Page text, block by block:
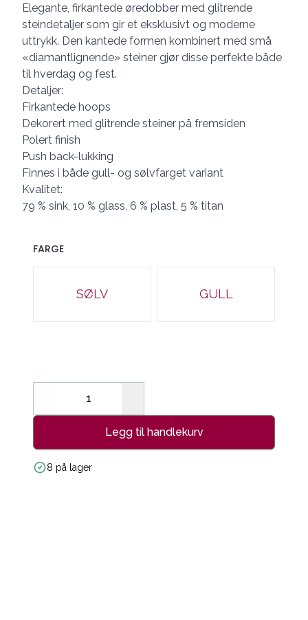
Elegante, firkantede øredobber med glitrende
steindetaljer som gir et eksklusivt og moderne
uttrykk. Den kantede formen kombinert med små
«diamantlignende» steiner gjør disse perfekte både
til hverdag og fest.
Detaljer:
Firkantede hoops
Dekorert med glitrende steiner på fremsiden
Polert finish
Push back-lukking
Finnes i både gull- og sølvfarget variant
Kvalitet:
79 % sink, 10 % glass, 6 % plast, 5 % titan
FARGE
Velg en FARGE
SØLV GULL
Decrease
Legg til handlekurv
8 på lager